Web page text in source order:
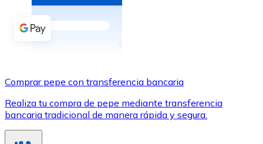
Comprar con efectivo
Transferencia SEPA
Utiliza tarjetas Visa y Mastercard para comprar
Comprar con tarjeta
Comprar pepe con transferencia bancaria
Realiza tu compra de pepe mediante transferencia
bancaria tradicional de manera rápida y segura.